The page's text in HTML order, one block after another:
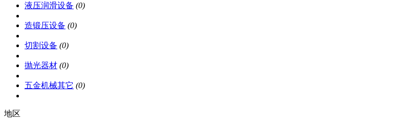
液压润滑设备 (0)
造锻压设备 (0)
切割设备 (0)
抛光器材 (0)
五金机械其它 (0)
地区